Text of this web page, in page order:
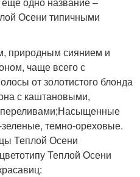
Осени типичными
природным сиянием и
чаще всего с
от золотистого блонда
с каштановыми,
зеленые, темно-ореховые.
Теплой Осени
Теплой Осени